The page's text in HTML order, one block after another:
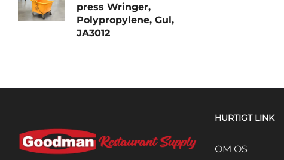
press Wringer,
Polypropylene, Gul,
JA3012
HURTIGT LINK
OM OS